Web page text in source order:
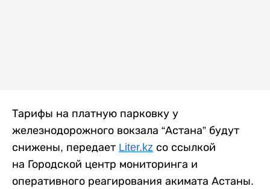
Тарифы на платную парковку у
железнодорожного вокзала “Астана” будут
снижены, передает Liter.kz со ссылкой
на Городской центр мониторинга и
оперативного реагирования акимата Астаны.